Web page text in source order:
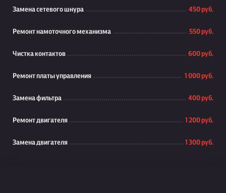
Замена сетевого шнура 450 руб.
Ремонт намоточного механизма 550 руб.
Чистка контактов 600 руб.
Ремонт платы управления 1 000 руб.
Замена фильтра 400 руб.
Ремонт двигателя 1 200 руб.
Замена двигателя 1 300 руб.